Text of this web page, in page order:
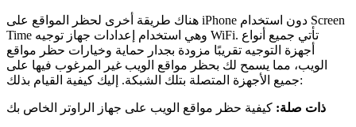
هناك طريقة أخرى لحظر المواقع على iPhone دون استخدام Screen
Time وهي استخدام إعدادات جهاز توجيه WiFi. تأتي جميع أنواع
أجهزة التوجيه تقريبًا مزودة بجدار حماية وخيارات حظر مواقع
الويب، مما يسمح لك بحظر مواقع الويب غير المرغوب فيها على
جميع الأجهزة المتصلة بتلك الشبكة. إليك كيفية القيام بذلك:
ذات صلة: كيفية حظر مواقع الويب على جهاز الراوتر الخاص بك